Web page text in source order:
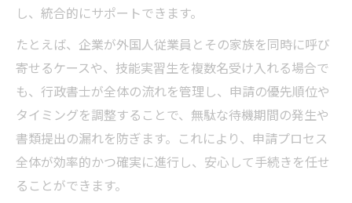
し、統合的にサポートできます。
たとえば、企業が外国人従業員とその家族を同時に呼び
寄せるケースや、技能実習生を複数名受け入れる場合で
も、行政書士が全体の流れを管理し、申請の優先順位や
タイミングを調整することで、無駄な待機期間の発生や
書類提出の漏れを防ぎます。これにより、申請プロセス
全体が効率的かつ確実に進行し、安心して手続きを任せ
ることができます。